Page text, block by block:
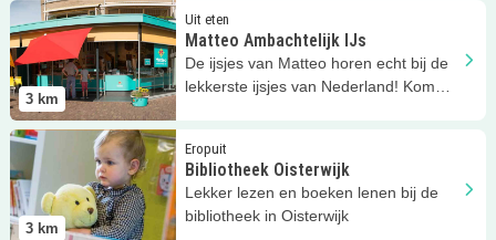
3 km
Uit eten
Matteo Ambachtelijk IJs
De ijsjes van Matteo horen echt bij de
lekkerste ijsjes van Nederland! Kom
Lees meer Matteo Ambachtelijk IJs
3 km
Eropuit
Bibliotheek Oisterwijk
Lekker lezen en boeken lenen bij de
bibliotheek in Oisterwijk
Lees meer Bibliotheek Oisterwijk